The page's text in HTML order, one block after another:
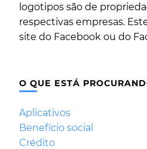
logotipos são de
respectivas empresas.
site do Facebook ou do
O QUE ESTÁ
Aplicativos
Benefício social
Crédito